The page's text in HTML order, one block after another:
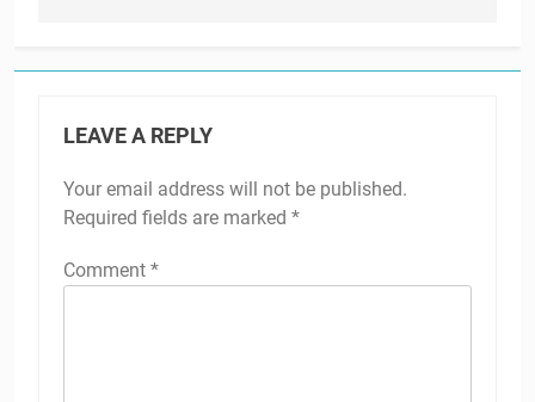
LEAVE A REPLY
Your email address will not be published.
Required fields are marked *
Comment *